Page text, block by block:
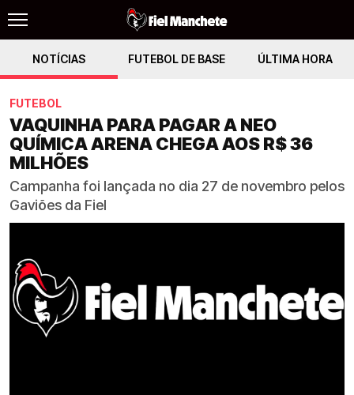
NOTÍCIAS FUTEBOL DE BASE ÚLTIMA HORA
FUTEBOL
VAQUINHA PARA PAGAR A NEO
QUÍMICA ARENA CHEGA AOS R$ 36
MILHÕES
Campanha foi lançada no dia 27 de novembro pelos
Gaviões da Fiel